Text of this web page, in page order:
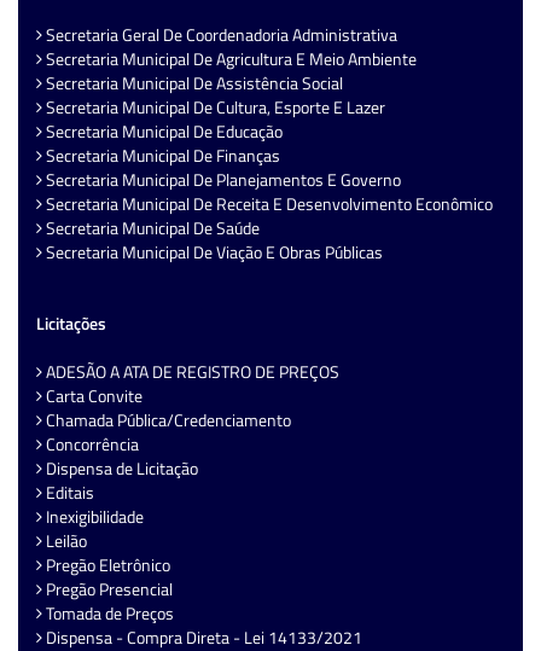
Secretaria Geral De Coordenadoria Administrativa
Secretaria Municipal De Agricultura E Meio Ambiente
Secretaria Municipal De Assistência Social
Secretaria Municipal De Cultura, Esporte E Lazer
Secretaria Municipal De Educação
Secretaria Municipal De Finanças
Secretaria Municipal De Planejamentos E Governo
Secretaria Municipal De Receita E Desenvolvimento Econômico
Secretaria Municipal De Saúde
Secretaria Municipal De Viação E Obras Públicas
Licitações
ADESÃO A ATA DE REGISTRO DE PREÇOS
Carta Convite
Chamada Pública/Credenciamento
Concorrência
Dispensa de Licitação
Editais
Inexigibilidade
Leilão
Pregão Eletrônico
Pregão Presencial
Tomada de Preços
Dispensa - Compra Direta - Lei 14133/2021